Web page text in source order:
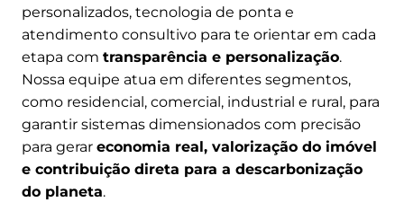
personalizados, tecnologia de ponta e
atendimento consultivo para te orientar em cada
etapa com transparência e personalização.
Nossa equipe atua em diferentes segmentos,
como residencial, comercial, industrial e rural, para
garantir sistemas dimensionados com precisão
para gerar economia real, valorização do imóvel
e contribuição direta para a descarbonização
do planeta.